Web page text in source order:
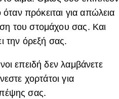
όταν πρόκειται για απώλεια
του στομάχου σας. Και
την όρεξή σας.
επειδή δεν λαμβάνετε
χορτάτοι για
σας.